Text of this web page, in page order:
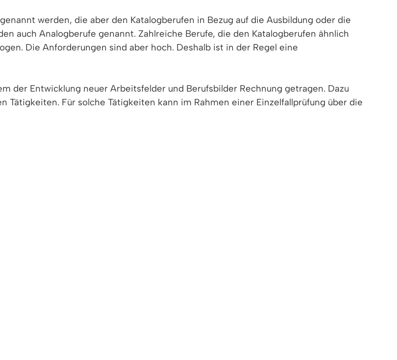
werden, die aber den Katalogberufen in Bezug auf die Ausbildung oder die
auch Analogberufe genannt. Zahlreiche Berufe, die den Katalogberufen ähnlich
Die Anforderungen sind aber hoch. Deshalb ist in der Regel eine
der Entwicklung neuer Arbeitsfelder und Berufsbilder Rechnung getragen. Dazu
Tätigkeiten. Für solche Tätigkeiten kann im Rahmen einer Einzelfallprüfung über die